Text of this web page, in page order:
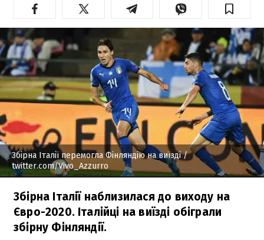
Збірна Італії перемогла Фінляндію на виїзді/
twitter.com/Vivo_Azzurro
Збірна Італії наблизилася до виходу на
Євро-2020. Італійці на виїзді обіграли
збірну Фінляндії.